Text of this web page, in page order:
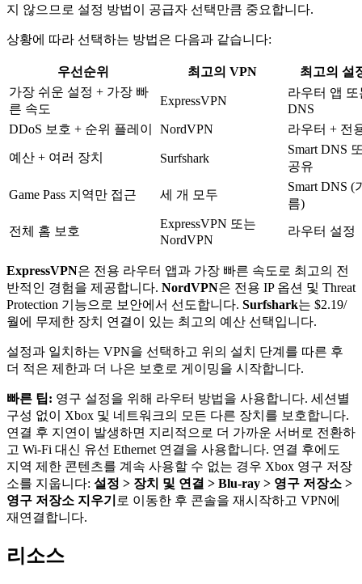
지 않으므로 설정 방법이 공급자 선택만큼 중요합니다.
상황에 따라 선택하는 방법은 다음과 같습니다:
우선순위 최고의 VPN
최고의 설
가장 쉬운 설정 + 가장 빠
른 속도
ExpressVPN
라우터 앱 또
DNS
DDoS 보호 + 순위 플레이
NordVPN 라우터 + 전
예산 + 여러 장치 Surfshark
Smart DNS
공유
Game Pass 지역만 접근 세 개 모두
Smart DNS (
름)
전체 홈 보호
ExpressVPN 또는
NordVPN
라우터 설정
ExpressVPN은 전용 라우터 앱과 가장 빠른 속도로 최고의 전
반적인 경험을 제공합니다. NordVPN은 전용 IP 옵션 및 Threat
Protection 기능으로 보안에서 선도합니다. Surfshark는 $2.19/
월에 무제한 장치 연결이 있는 최고의 예산 선택입니다.
설정과 일치하는 VPN을 선택하고 위의 설치 단계를 따른 후
더 적은 제한과 더 나은 보호로 게이밍을 시작합니다.
빠른 팁: 영구 설정을 위해 라우터 방법을 사용합니다. 세션별
구성 없이 Xbox 및 네트워크의 모든 다른 장치를 보호합니다.
연결 후 지연이 발생하면 지리적으로 더 가까운 서버로 전환하
고 Wi-Fi 대신 유선 Ethernet 연결을 사용합니다. 연결 후에도
지역 제한 콘텐츠를 계속 사용할 수 없는 경우 Xbox 영구 저장
소를 지웁니다: 설정 > 장치 및 연결 > Blu-ray > 영구 저장소 >
영구 저장소 지우기 로 이동한 후 콘솔을 재시작하고 VPN에
재연결합니다.
리소스